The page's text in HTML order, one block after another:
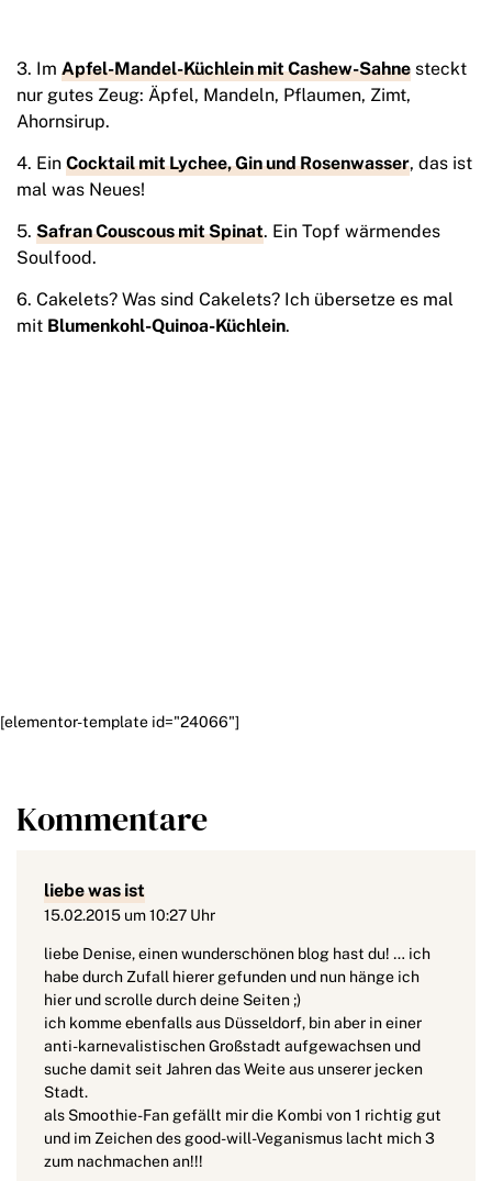
3. Im Apfel-Mandel-Küchlein mit Cashew-Sahne steckt
nur gutes Zeug: Äpfel, Mandeln, Pflaumen, Zimt,
Ahornsirup.
4. Ein Cocktail mit Lychee, Gin und Rosenwasser, das ist
mal was Neues!
5. Safran Couscous mit Spinat. Ein Topf wärmendes
Soulfood.
6. Cakelets? Was sind Cakelets? Ich übersetze es mal
mit Blumenkohl-Quinoa-Küchlein.
[elementor-template id="24066"]
Kommentare
liebe was ist
15.02.2015 um 10:27 Uhr
liebe Denise, einen wunderschönen blog hast du! … ich
habe durch Zufall hierer gefunden und nun hänge ich
hier und scrolle durch deine Seiten ;)
ich komme ebenfalls aus Düsseldorf, bin aber in einer
anti-karnevalistischen Großstadt aufgewachsen und
suche damit seit Jahren das Weite aus unserer jecken
Stadt.
als Smoothie-Fan gefällt mir die Kombi von 1 richtig gut
und im Zeichen des good-will-Veganismus lacht mich 3
zum nachmachen an!!!